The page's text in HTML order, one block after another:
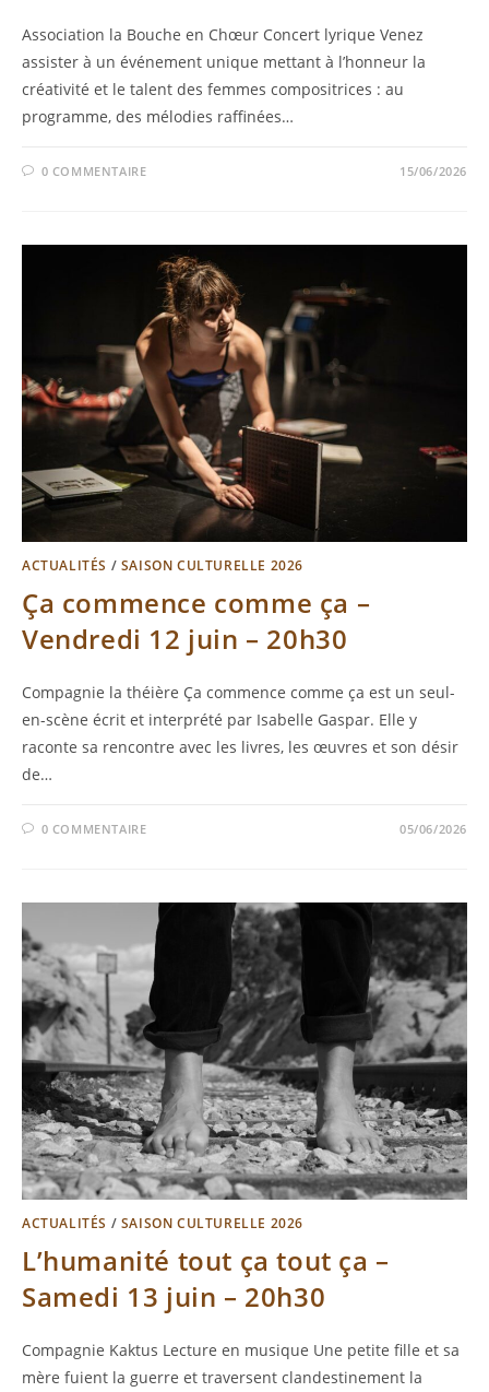
Association la Bouche en Chœur Concert lyrique Venez
assister à un événement unique mettant à l’honneur la
créativité et le talent des femmes compositrices : au
programme, des mélodies raffinées…
0 COMMENTAIRE 15/06/2026
ACTUALITÉS / SAISON CULTURELLE 2026
Ça commence comme ça –
Vendredi 12 juin – 20h30
Compagnie la théière Ça commence comme ça est un seul-
en-scène écrit et interprété par Isabelle Gaspar. Elle y
raconte sa rencontre avec les livres, les œuvres et son désir
de…
0 COMMENTAIRE 05/06/2026
ACTUALITÉS / SAISON CULTURELLE 2026
L’humanité tout ça tout ça –
Samedi 13 juin – 20h30
Compagnie Kaktus Lecture en musique Une petite fille et sa
mère fuient la guerre et traversent clandestinement la